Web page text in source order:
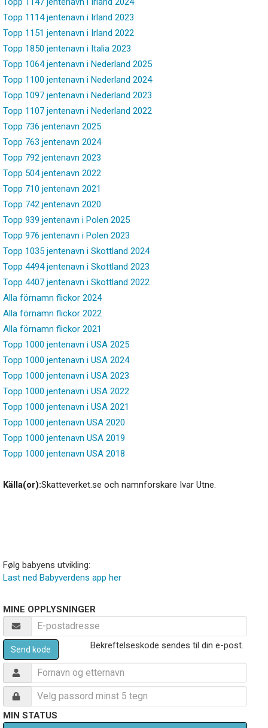
Topp 1114 jentenavn i Irland 2023
Topp 1151 jentenavn i Irland 2022
Topp 1850 jentenavn i Italia 2023
Topp 1064 jentenavn i Nederland 2025
Topp 1100 jentenavn i Nederland 2024
Topp 1097 jentenavn i Nederland 2023
Topp 1107 jentenavn i Nederland 2022
Topp 736 jentenavn 2025
Topp 763 jentenavn 2024
Topp 792 jentenavn 2023
Topp 504 jentenavn 2022
Topp 710 jentenavn 2021
Topp 742 jentenavn 2020
Topp 939 jentenavn i Polen 2025
Topp 976 jentenavn i Polen 2023
Topp 1035 jentenavn i Skottland 2024
Topp 4494 jentenavn i Skottland 2023
Topp 4407 jentenavn i Skottland 2022
Alla förnamn flickor 2024
Alla förnamn flickor 2022
Alla förnamn flickor 2021
Topp 1000 jentenavn i USA 2025
Topp 1000 jentenavn i USA 2024
Topp 1000 jentenavn i USA 2023
Topp 1000 jentenavn i USA 2022
Topp 1000 jentenavn i USA 2021
Topp 1000 jentenavn USA 2020
Topp 1000 jentenavn USA 2019
Topp 1000 jentenavn USA 2018
Källa(or):Skatteverket.se och namnforskare Ivar Utne.
Følg babyens utvikling:
Last ned Babyverdens app her
MINE OPPLYSNINGER
Send kode Bekreftelseskode sendes til din e-post.
MIN STATUS